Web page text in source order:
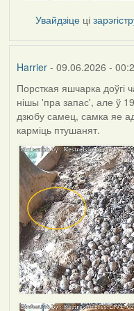
Увайдзіце ці
Harrier- 09.06.2026 -
Порсткая яшчарка доўгі
нішы 'пра запас', але ў
дзюбу самец, самка яе
карміць птушанят.